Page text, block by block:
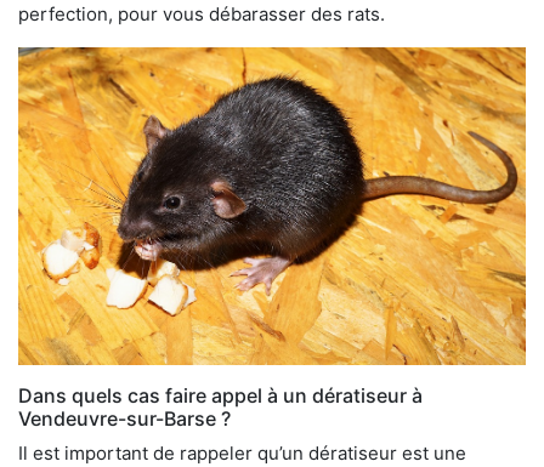
perfection, pour vous débarasser des rats.
Dans quels cas faire appel à un dératiseur à
Vendeuvre-sur-Barse ?
Il est important de rappeler qu’un dératiseur est une